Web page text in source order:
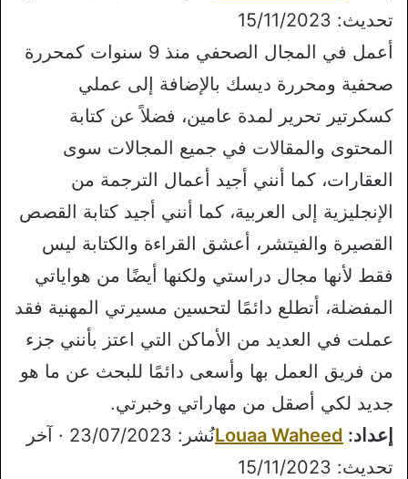
تحديث: 15/11/2023
أعمل في المجال الصحفي منذ 9 سنوات كمحررة
صحفية ومحررة ديسك بالإضافة إلى عملي
كسكرتير تحرير لمدة عامين، فضلاً عن كتابة
المحتوى والمقالات في جميع المجالات سوى
العقارات، كما أنني أجيد أعمال الترجمة من
الإنجليزية إلى العربية، كما أنني أجيد كتابة القصص
القصيرة والفيتشر، أعشق القراءة والكتابة ليس
فقط لأنها مجال دراستي ولكنها أيضًا من هواياتي
المفضلة، أتطلع دائمًا لتحسين مسيرتي المهنية فقد
عملت في العديد من الأماكن التي اعتز بأنني جزء
من فريق العمل بها وأسعى دائمًا للبحث عن ما هو
جديد لكي أصقل من مهاراتي وخبرتي.
إعداد: Louaa Waheed
نُشر: 23/07/2023 · آخر
تحديث: 15/11/2023